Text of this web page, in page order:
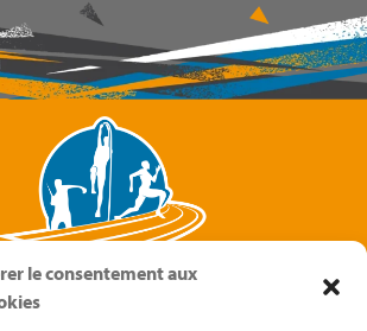
le consentement aux